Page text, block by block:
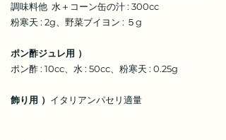
調味料他 水＋コーン缶の汁 : 300cc
粉寒天 : 2g、野菜ブイヨン : ５g
ポン酢ジュレ用 ）
ポン酢 : 10cc、水 : 50cc、粉寒天 : 0.25g
飾り用 ） イタリアンパセリ適量